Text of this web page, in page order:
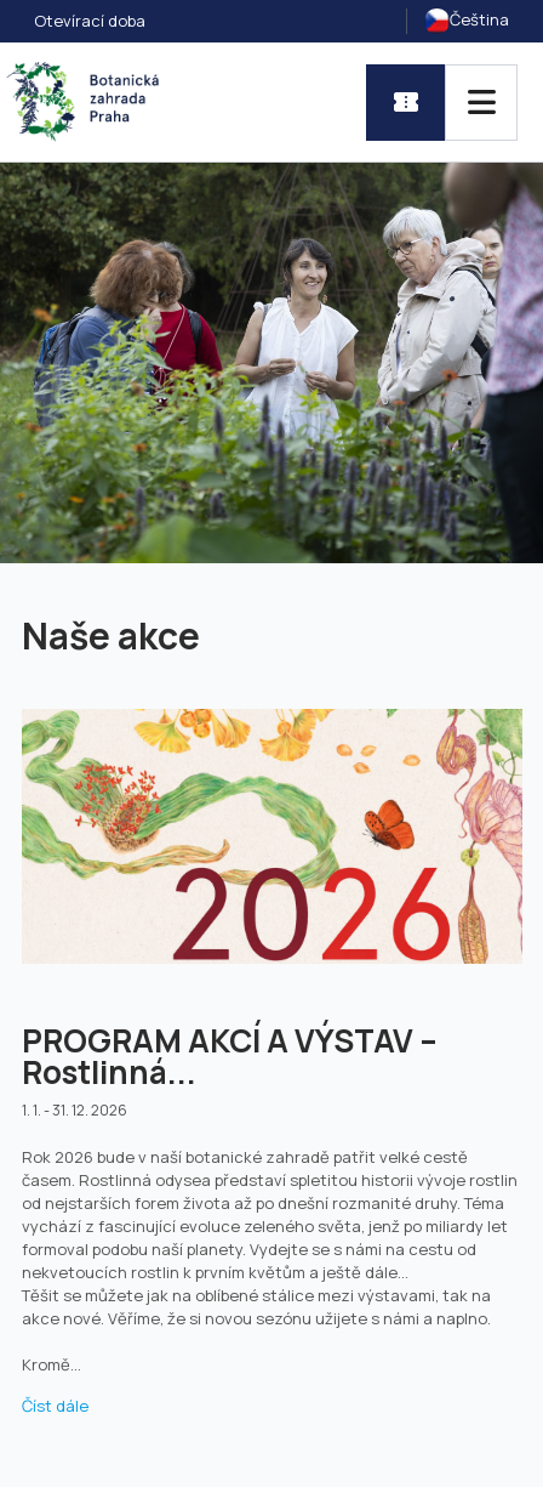
Otevírací doba Čeština
Naše akce
PROGRAM AKCÍ A VÝSTAV –
Rostlinná...
1. 1. - 31. 12. 2026
Rok 2026 bude v naší botanické zahradě patřit velké cestě
časem. Rostlinná odysea představí spletitou historii vývoje rostlin
od nejstarších forem života až po dnešní rozmanité druhy. Téma
vychází z fascinující evoluce zeleného světa, jenž po miliardy let
formoval podobu naší planety. Vydejte se s námi na cestu od
nekvetoucích rostlin k prvním květům a ještě dále…
Těšit se můžete jak na oblíbené stálice mezi výstavami, tak na
akce nové. Věříme, že si novou sezónu užijete s námi a naplno.
Kromě...
Číst dále